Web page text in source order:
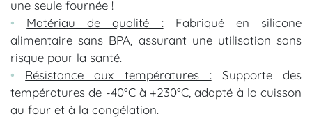
une seule fournée !
• Matériau de qualité :Fabriqué en silicone
alimentaire sans BPA, assurant une utilisation sans
risque pour la santé.
• Résistance aux températures :Supporte des
températures de -40°C à +230°C, adapté à la cuisson
au four et à la congélation.